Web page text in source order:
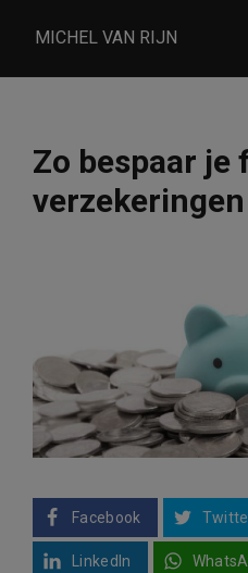
MICHEL VAN RIJN
Zo bespaar je
verzekeringen
Facebook
LinkedIn